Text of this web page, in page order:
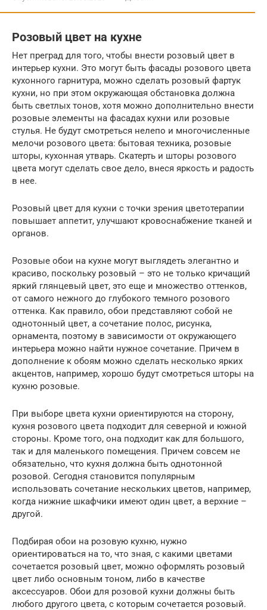
Розовый цвет на кухне
Нет преград для того, чтобы внести розовый цвет в
интерьер кухни. Это могут быть фасады розового цвета
кухонного гарнитура, можно сделать розовый фартук
кухни, но при этом окружающая обстановка должна
быть светлых тонов, хотя можно дополнительно внести
розовые элементы на фасадах кухни или розовые
стулья. Не будут смотреться нелепо и многочисленные
мелочи розового цвета: бытовая техника, розовые
шторы, кухонная утварь. Скатерть и шторы розового
цвета могут сделать свое дело, внеся яркость и радость
в нее.
Розовый цвет для кухни с точки зрения цветотерапии
повышает аппетит, улучшают кровоснабжение тканей и
органов.
Розовые обои на кухне могут выглядеть элегантно и
красиво, поскольку розовый – это не только кричащий
яркий глянцевый цвет, это еще и множество оттенков,
от самого нежного до глубокого темного розового
оттенка. Как правило, обои представляют собой не
однотонный цвет, а сочетание полос, рисунка,
орнамента, поэтому в зависимости от окружающего
интерьера можно найти нужное сочетание. Причем в
дополнение к обоям можно сделать несколько ярких
акцентов, например, хорошо будут смотреться шторы на
кухню розовые.
При выборе цвета кухни ориентируются на сторону,
кухня розового цвета подходит для северной и южной
стороны. Кроме того, она подходит как для большого,
так и для маленького помещения. Причем совсем не
обязательно, что кухня должна быть однотонной
розовой. Сегодня становится популярным
использовать сочетание нескольких цветов, например,
когда нижние шкафчики имеют один цвет, а верхние –
другой.
Подбирая обои на розовую кухню, нужно
ориентироваться на то, что зная, с какими цветами
сочетается розовый цвет, можно оформлять розовый
цвет либо основным тоном, либо в качестве
аксессуаров. Обои для розовой кухни должны быть
любого другого цвета, с которым сочетается розовый.